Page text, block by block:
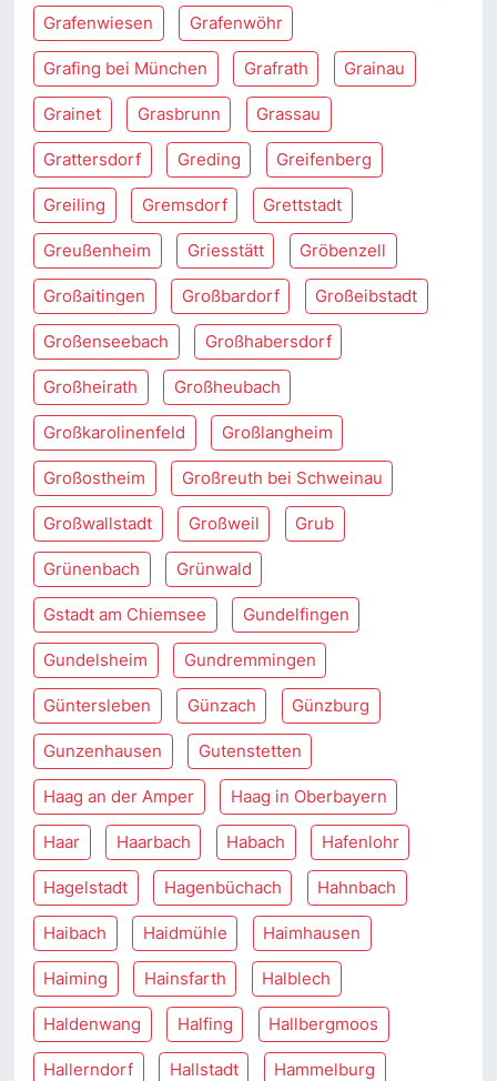
Grafenwiesen Grafenwöhr
Grafing bei München Grafrath Grainau
Grainet Grasbrunn Grassau
Grattersdorf Greding Greifenberg
Greiling Gremsdorf Grettstadt
Greußenheim Griesstätt Gröbenzell
Großaitingen Großbardorf Großeibstadt
Großenseebach Großhabersdorf
Großheirath Großheubach
Großkarolinenfeld Großlangheim
Großostheim Großreuth bei Schweinau
Großwallstadt Großweil Grub
Grünenbach Grünwald
Gstadt am Chiemsee Gundelfingen
Gundelsheim Gundremmingen
Güntersleben Günzach Günzburg
Gunzenhausen Gutenstetten
Haag an der Amper Haag in Oberbayern
Haar Haarbach Habach Hafenlohr
Hagelstadt Hagenbüchach Hahnbach
Haibach Haidmühle Haimhausen
Haiming Hainsfarth Halblech
Haldenwang Halfing Hallbergmoos
Hallerndorf Hallstadt Hammelburg